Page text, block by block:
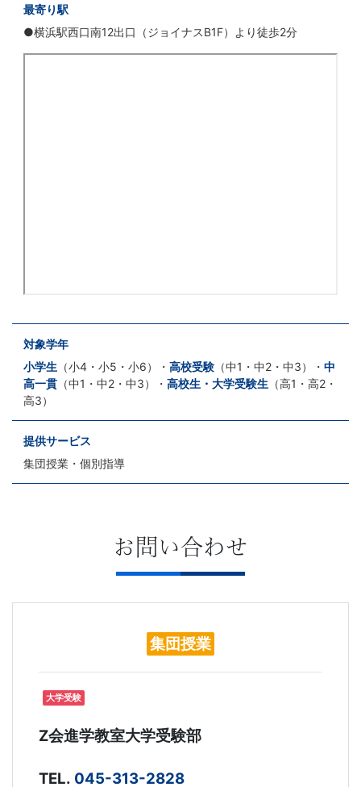
最寄り駅
●横浜駅西口南12出口（ジョイナスB1F）より徒歩2分
対象学年
小学生 （小4・小5・小6）・ 高校受験 （中1・中2・中3）・ 中
高一貫 （中1・中2・中3）・ 高校生・大学受験生 （高1・高2・
高3）
提供サービス
集団授業・個別指導
お問い合わせ
集団授業
大学受験
Z会進学教室大学受験部
TEL. 045-313-2828